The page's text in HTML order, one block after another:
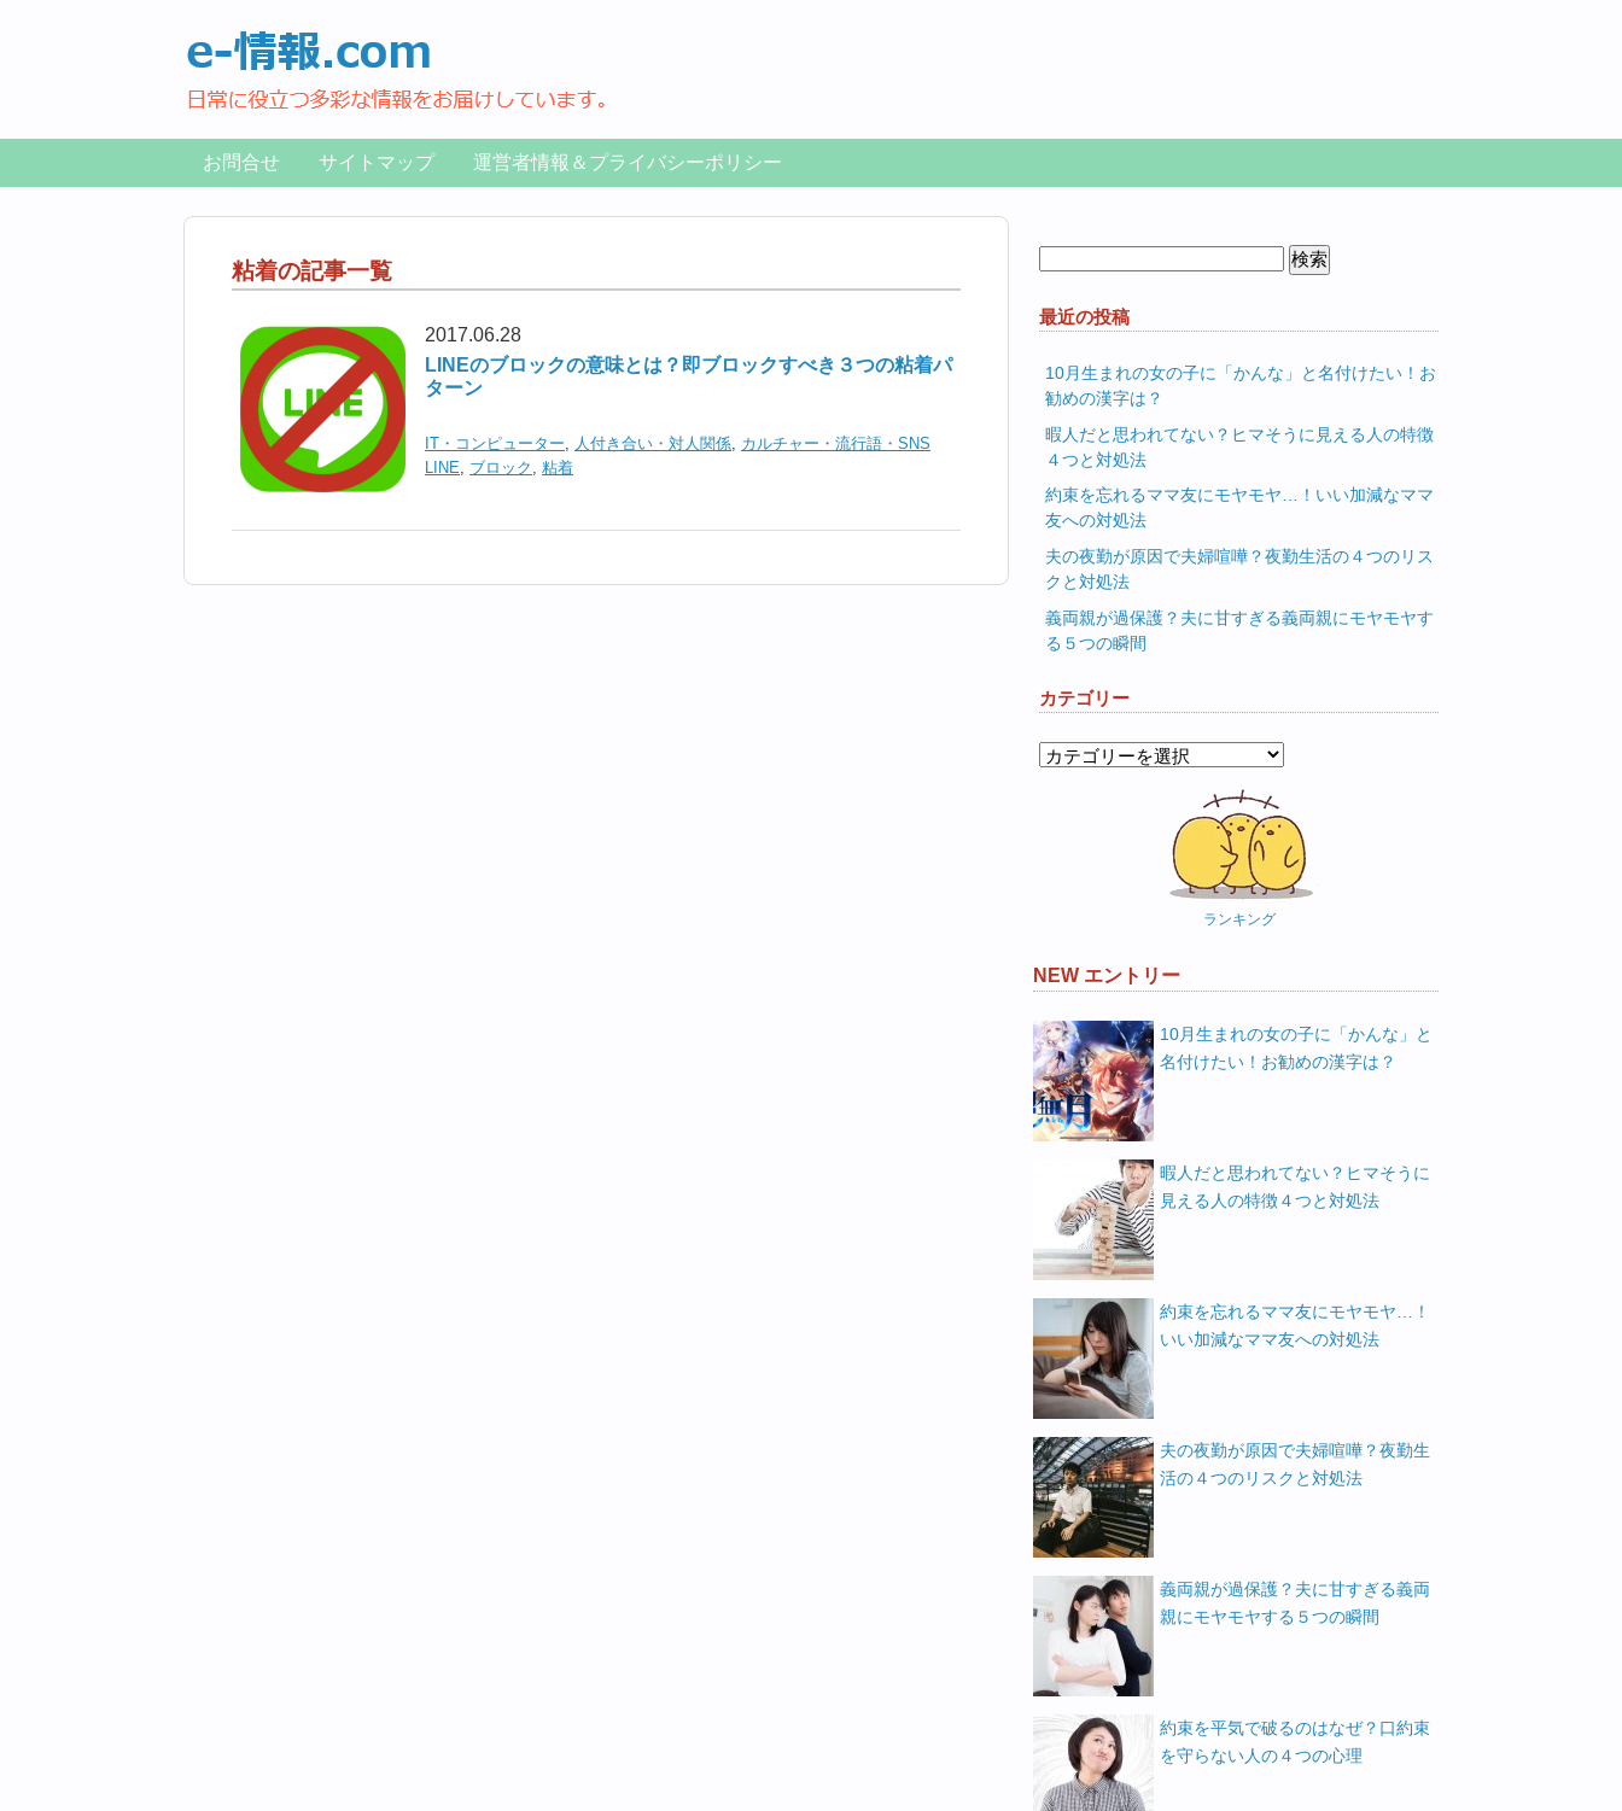
お問合せ サイトマップ 運営者情報＆プライバシーポリシー
粘着の記事一覧
2017.06.28
LINEのブロックの意味とは？即ブロックすべき３つの粘着パ
ターン
IT・コンピューター, 人付き合い・対人関係, カルチャー・流行語・SNS
LINE, ブロック , 粘着
最近の投稿
10月生まれの女の子に「かんな」と名付けたい！お
勧めの漢字は？
暇人だと思われてない？ヒマそうに見える人の特徴
４つと対処法
約束を忘れるママ友にモヤモヤ…！いい加減なママ
友への対処法
夫の夜勤が原因で夫婦喧嘩？夜勤生活の４つのリス
クと対処法
義両親が過保護？夫に甘すぎる義両親にモヤモヤす
る５つの瞬間
カテゴリー
カ
ランキング
NEW エントリー
10月生まれの女の子に「かんな」と
名付けたい！お勧めの漢字は？
暇人だと思われてない？ヒマそうに
見える人の特徴４つと対処法
約束を忘れるママ友にモヤモヤ…！
いい加減なママ友への対処法
夫の夜勤が原因で夫婦喧嘩？夜勤生
活の４つのリスクと対処法
義両親が過保護？夫に甘すぎる義両
親にモヤモヤする５つの瞬間
約束を平気で破るのはなぜ？口約束
を守らない人の４つの心理